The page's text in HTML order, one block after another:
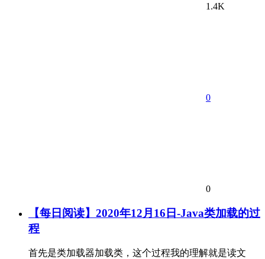
1.4K
0
0
【每日阅读】2020年12月16日-Java类加载的过
程
首先是类加载器加载类，这个过程我的理解就是读文